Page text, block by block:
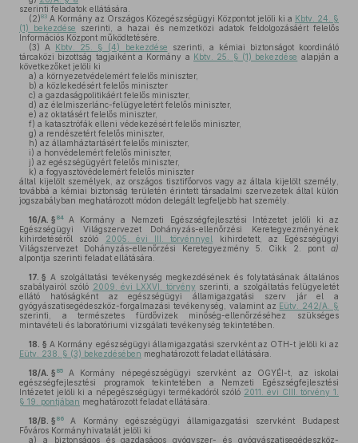
szerinti feladatok ellátására.
(2)83 A Kormány az Országos Közegészségügyi Központot jelöli ki a Kbtv. 24. §
(1) bekezdése szerinti, a hazai és nemzetközi adatok feldolgozásáért felelős
Információs Központ működtetésére.
(3) A Kbtv. 25. § (4) bekezdése szerinti, a kémiai biztonságot koordináló
tárcaközi bizottság tagjaiként a Kormány a Kbtv. 25. § (1) bekezdése alapján a
következőket jelöli ki
a) a környezetvédelemért felelős miniszter,
b) a közlekedésért felelős miniszter
c) a gazdaságpolitikáért felelős miniszter,
d) az élelmiszerlánc-felügyeletért felelős miniszter,
e) az oktatásért felelős miniszter,
f) a katasztrófák elleni védekezésért felelős miniszter,
g) a rendészetért felelős miniszter,
h) az államháztartásért felelős miniszter,
i) a honvédelemért felelős miniszter,
j) az egészségügyért felelős miniszter,
k) a fogyasztóvédelemért felelős miniszter
által kijelölt személyek, az országos tisztifőorvos vagy az általa kijelölt személy,
továbbá a kémiai biztonság területén érintett társadalmi szervezetek által külön
jogszabályban meghatározott módon delegált legfeljebb hat személy.
16/A. § 84
A Kormány a Nemzeti Egészségfejlesztési Intézetet jelöli ki az
Egészségügyi Világszervezet Dohányzás-ellenőrzési Keretegyezményének
kihirdetéséről szóló
2005. évi III. törvénnyel
kihirdetett, az Egészségügyi
Világszervezet Dohányzás-ellenőrzési Keretegyezmény 5. Cikk 2. pont a)
alpontja szerinti feladat ellátására.
17. § A szolgáltatási tevékenység megkezdésének és folytatásának általános
szabályairól szóló 2009. évi LXXVI. törvény szerinti, a szolgáltatás felügyeletét
ellátó hatóságként az egészségügyi államigazgatási szerv jár el a
gyógyászatisegédeszköz-forgalmazási tevékenység, valamint az Eütv. 242/A. §
szerinti, a természetes fürdővizek minőség-ellenőrzéséhez szükséges
mintavételi és laboratóriumi vizsgálati tevékenység tekintetében.
18. § A Kormány egészségügyi államigazgatási szervként az OTH-t jelöli ki az
Eütv. 238. § (3) bekezdésében meghatározott feladat ellátására.
18/A. § 85
A Kormány népegészségügyi szervként az OGYÉI-t, az iskolai
egészségfejlesztési programok tekintetében a Nemzeti Egészségfejlesztési
Intézetet jelöli ki a népegészségügyi termékadóról szóló 2011. évi CIII. törvény 1.
§ 19. pontjában meghatározott feladat ellátására.
18/B. § 86
A Kormány egészségügyi államigazgatási szervként Budapest
Főváros Kormányhivatalát jelöli ki
a) a biztonságos és gazdaságos gyógyszer- és gyógyászatisegédeszköz-